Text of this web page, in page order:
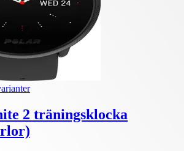
2 träningsklocka